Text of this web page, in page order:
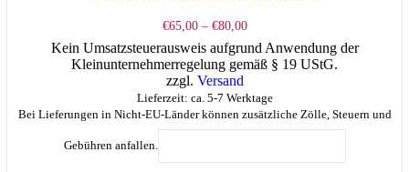
€65,00 – €80,00Preisspanne:
€65,00
bis
€80,00
Kein Umsatzsteuerausweis aufgrund Anwendung der
Kleinunternehmerregelung gemäß § 19 UStG.
zzgl. Versand
Lieferzeit: ca. 5-7 Werktage
Bei Lieferungen in Nicht-EU-Länder können zusätzliche Zölle, Steuern und
Gebühren anfallen.
Dieses
weist